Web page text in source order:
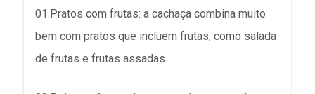
01.Pratos com frutas: a cachaça combina muito
bem com pratos que incluem frutas, como salada
de frutas e frutas assadas.